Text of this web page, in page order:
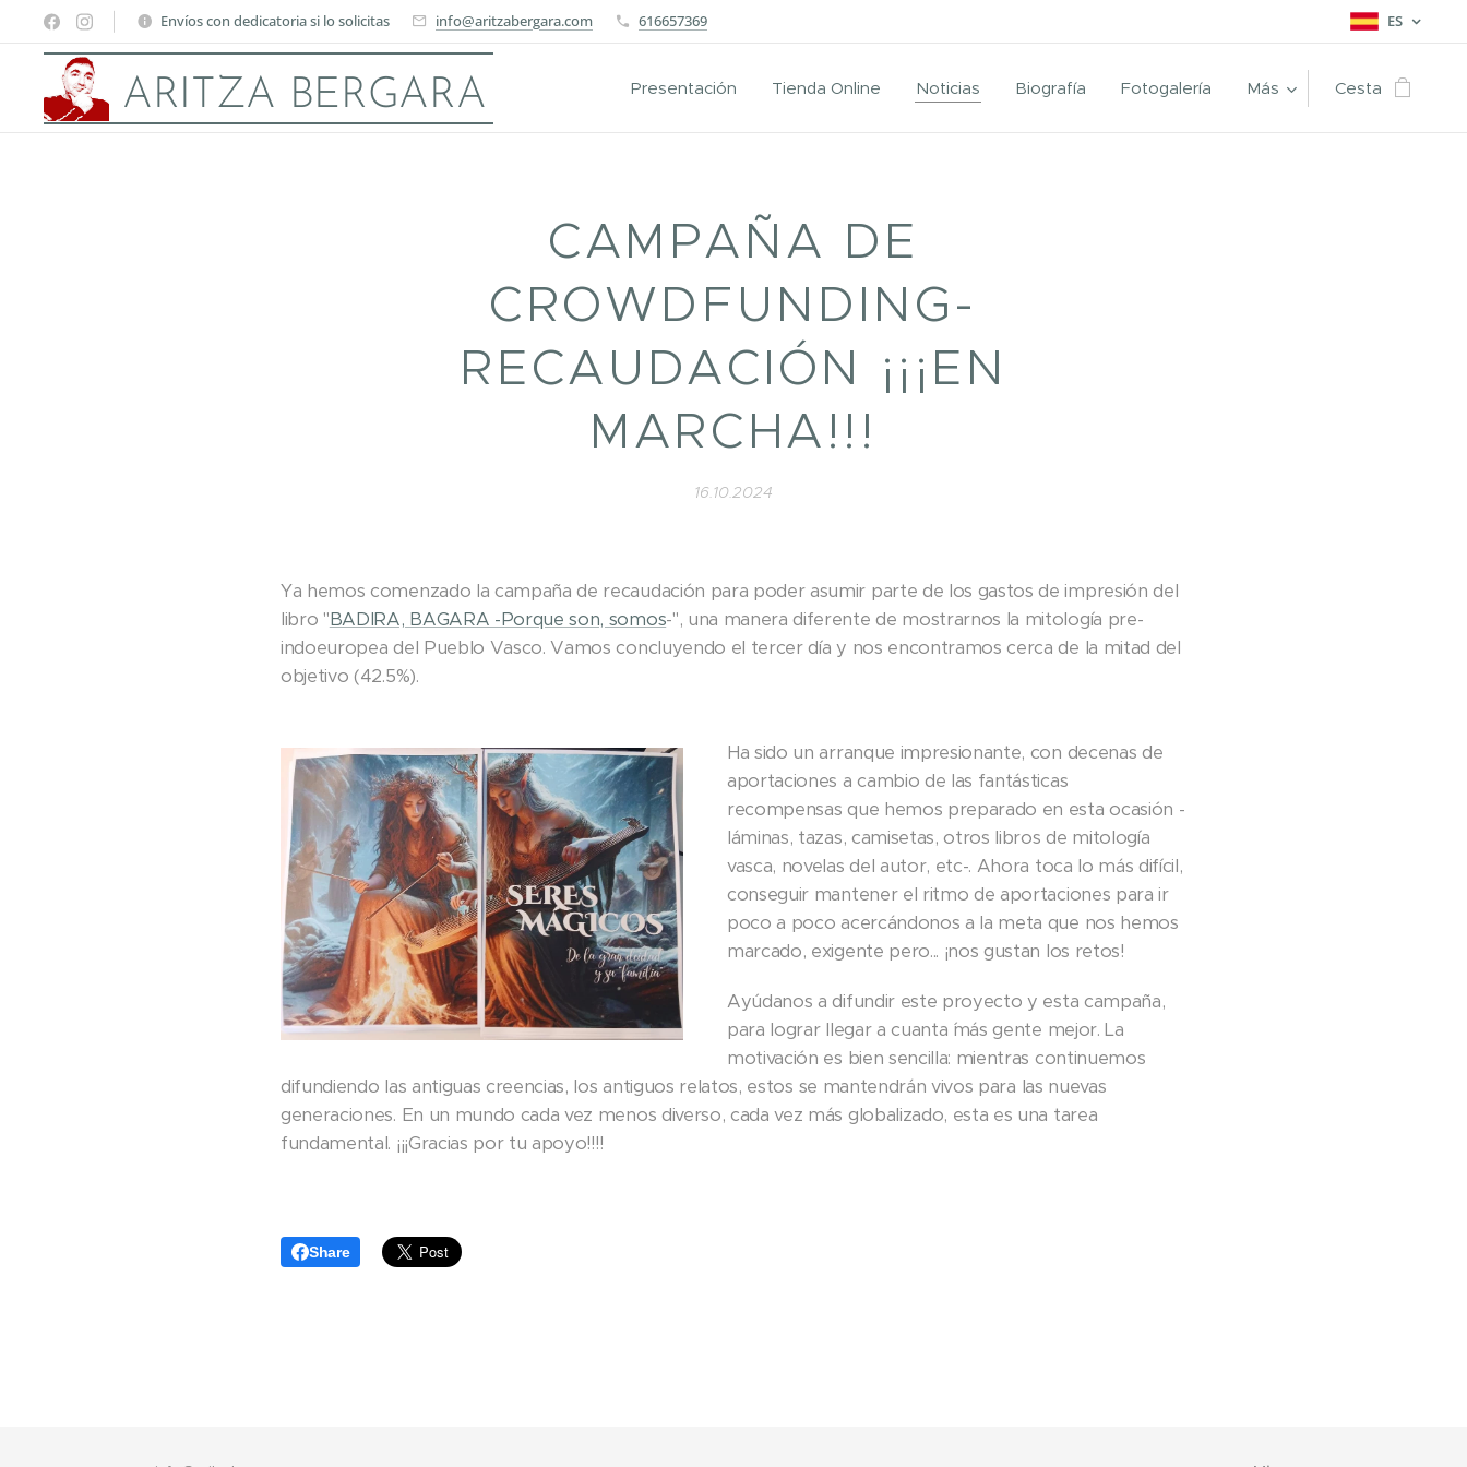
Envíos con dedicatoria si lo solicitas info@aritzabergara.com 616657369 ES
ARITZA BERGARA Presentación Tienda Online Noticias Biografía Fotogalería Más Cesta
CAMPAÑA DE
CROWDFUNDING-
RECAUDACIÓN ¡¡¡EN
MARCHA!!!
16.10.2024
Ya hemos comenzado la campaña de recaudación para poder asumir parte de los gastos de impresión del
libro "BADIRA, BAGARA -Porque son, somos-", una manera diferente de mostrarnos la mitología pre-
indoeuropea del Pueblo Vasco. Vamos concluyendo el tercer día y nos encontramos cerca de la mitad del
objetivo (42.5%).
Ha sido un arranque impresionante, con decenas de
aportaciones a cambio de las fantásticas
recompensas que hemos preparado en esta ocasión -
láminas, tazas, camisetas, otros libros de mitología
vasca, novelas del autor, etc-. Ahora toca lo más difícil,
conseguir mantener el ritmo de aportaciones para ir
poco a poco acercándonos a la meta que nos hemos
marcado, exigente pero... ¡nos gustan los retos!
Ayúdanos a difundir este proyecto y esta campaña,
para lograr llegar a cuanta ´más gente mejor. La
motivación es bien sencilla: mientras continuemos
difundiendo las antiguas creencias, los antiguos relatos, estos se mantendrán vivos para las nuevas
generaciones. En un mundo cada vez menos diverso, cada vez más globalizado, esta es una tarea
fundamental. ¡¡¡Gracias por tu apoyo!!!!
Share